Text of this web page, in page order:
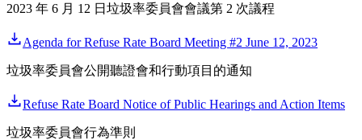
2023 年 6 月 12 日垃圾率委員會會議第 2 次議程
Agenda for Refuse Rate Board Meeting #2 June 12, 2023
垃圾率委員會公開聽證會和行動項目的通知
Refuse Rate Board Notice of Public Hearings and Action Items
垃圾率委員會行為準則